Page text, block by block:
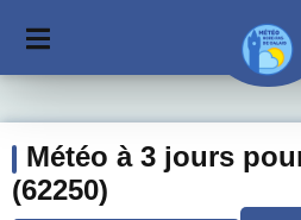
Météo à 3 jours
(62250)